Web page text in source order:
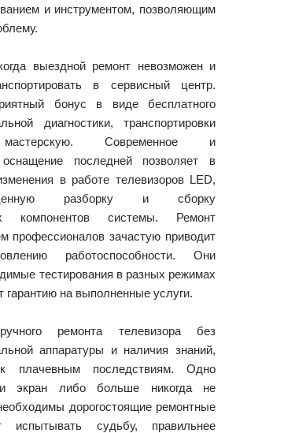
и инструментом, позволяющим
выездной ремонт невозможен и
в сервисный центр.
бонус в виде бесплатного
диагностики, транспортировки
Современное и
оснащение последней позволяет в
в работе телевизоров LED,
разборку и сборку
компонентов системы. Ремонт
профессионалов зачастую приводит
работоспособности. Они
тестирования в разных режимах
гарантию на выполненные услуги.
ремонта телевизора без
аппаратуры и наличия знаний,
плачевным последствиям. Одно
экран либо больше никогда не
дорогостоящие ремонтные
судьбу, правильнее